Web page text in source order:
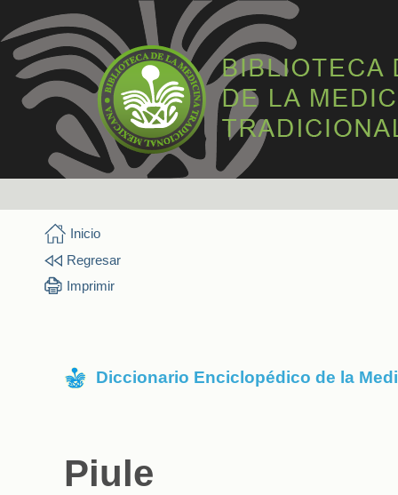
Inicio
Regresar
Imprimir
Diccionario Enciclopédico de la
Piule